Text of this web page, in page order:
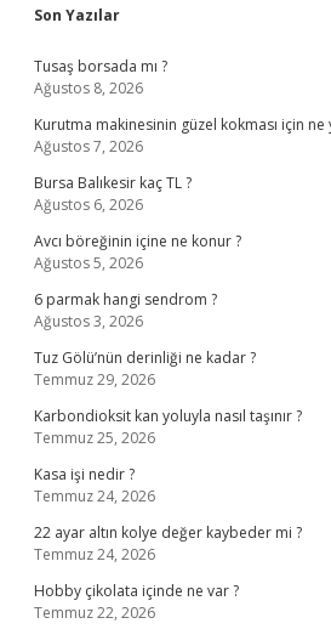
Sidebar
Son Yazılar
Tusaş borsada mı ?
Ağustos 8, 2026
Kurutma makinesinin güzel kokması için ne
Ağustos 7, 2026
Bursa Balıkesir kaç TL ?
Ağustos 6, 2026
Avcı böreğinin içine ne konur ?
Ağustos 5, 2026
6 parmak hangi sendrom ?
Ağustos 3, 2026
Tuz Gölü’nün derinliği ne kadar ?
Temmuz 29, 2026
Karbondioksit kan yoluyla nasıl taşınır ?
Temmuz 25, 2026
Kasa işi nedir ?
Temmuz 24, 2026
22 ayar altın kolye değer kaybeder mi ?
Temmuz 24, 2026
Hobby çikolata içinde ne var ?
Temmuz 22, 2026